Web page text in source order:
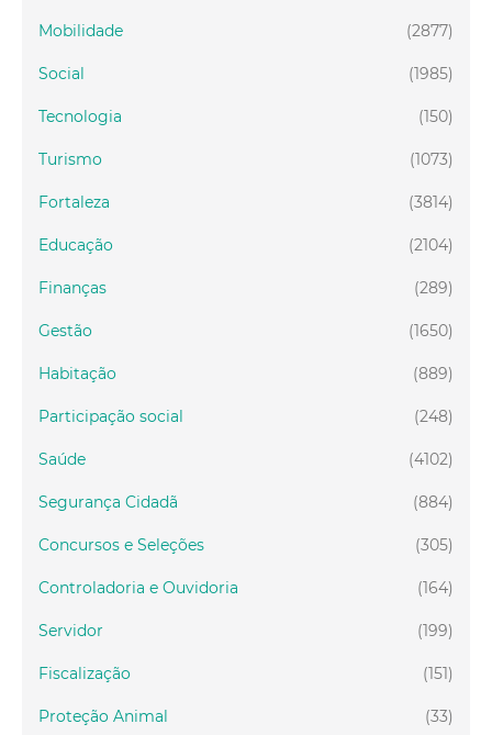
(2877)
Mobilidade
(1985)
Social
(150)
Tecnologia
(1073)
Turismo
(3814)
Fortaleza
(2104)
Educação
(289)
Finanças
(1650)
Gestão
(889)
Habitação
(248)
Participação social
(4102)
Saúde
(884)
Segurança Cidadã
(305)
Concursos e Seleções
(164)
Controladoria e Ouvidoria
(199)
Servidor
(151)
Fiscalização
(33)
Proteção Animal